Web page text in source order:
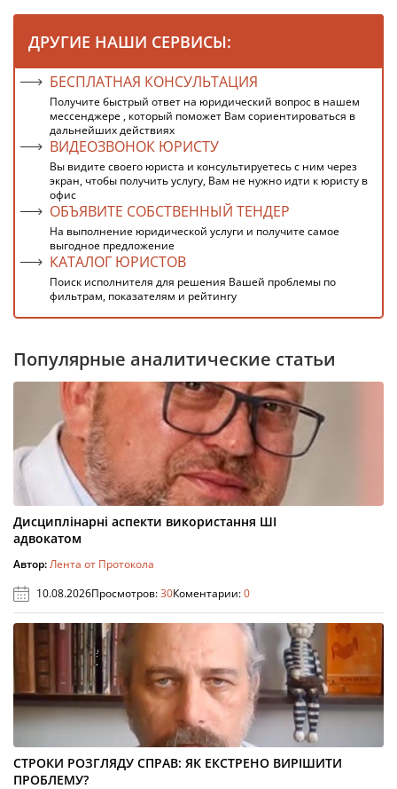
ДРУГИЕ НАШИ СЕРВИСЫ:
БЕСПЛАТНАЯ КОНСУЛЬТАЦИЯ
Получите быстрый ответ на юридический вопрос в нашем
мессенджере , который поможет Вам сориентироваться в
дальнейших действиях
ВИДЕОЗВОНОК ЮРИСТУ
Вы видите своего юриста и консультируетесь с ним через
экран, чтобы получить услугу, Вам не нужно идти к юристу в
офис
ОБЪЯВИТЕ СОБСТВЕННЫЙ ТЕНДЕР
На выполнение юридической услуги и получите самое
выгодное предложение
КАТАЛОГ ЮРИСТОВ
Поиск исполнителя для решения Вашей проблемы по
фильтрам, показателям и рейтингу
Популярные аналитические статьи
Дисциплінарні аспекти використання ШІ
адвокатом
Автор:Лента от Протокола
10.08.2026Просмотров:30Коментарии:0
СТРОКИ РОЗГЛЯДУ СПРАВ: ЯК ЕКСТРЕНО ВИРІШИТИ
ПРОБЛЕМУ?